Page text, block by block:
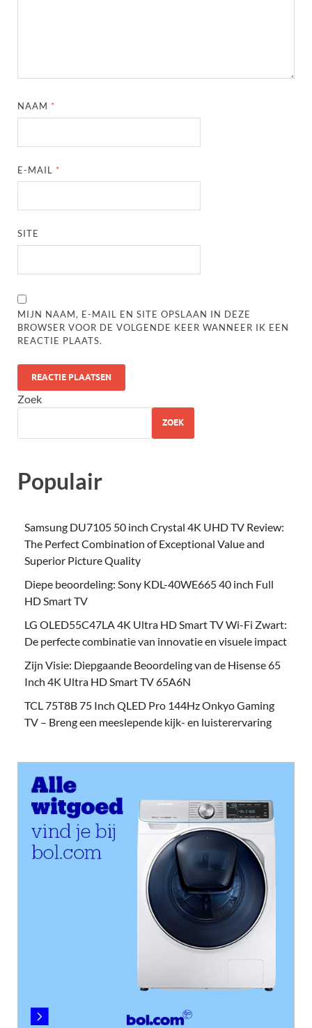
NAAM *
E-MAIL *
SITE
MIJN NAAM, E-MAIL EN SITE OPSLAAN IN DEZE
BROWSER VOOR DE VOLGENDE KEER WANNEER IK EEN
REACTIE PLAATS.
Zoek
ZOEK
Populair
Samsung DU7105 50 inch Crystal 4K UHD TV Review:
The Perfect Combination of Exceptional Value and
Superior Picture Quality
Diepe beoordeling: Sony KDL-40WE665 40 inch Full
HD Smart TV
LG OLED55C47LA 4K Ultra HD Smart TV Wi-Fi Zwart:
De perfecte combinatie van innovatie en visuele impact
Zijn Visie: Diepgaande Beoordeling van de Hisense 65
Inch 4K Ultra HD Smart TV 65A6N
TCL 75T8B 75 Inch QLED Pro 144Hz Onkyo Gaming
TV – Breng een meeslepende kijk- en luisterervaring